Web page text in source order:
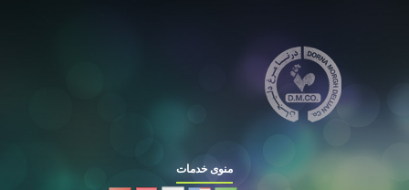
منوی خدمات